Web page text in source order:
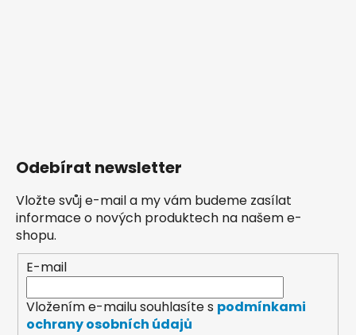
Odebírat newsletter
Vložte svůj e-mail a my vám budeme zasílat
informace o nových produktech na našem e-
shopu.
E-mail
Vložením e-mailu souhlasíte s podmínkami
ochrany osobních údajů